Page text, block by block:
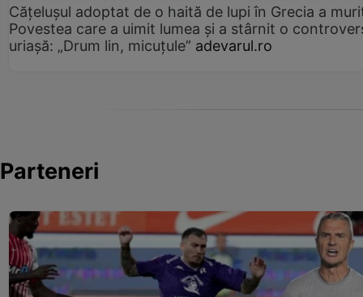
Cățelușul adoptat de o haită de lupi în Grecia a
Povestea care a uimit lumea și a stârnit o
uriașă: „Drum lin, micuțule” adevarul.ro
Parteneri